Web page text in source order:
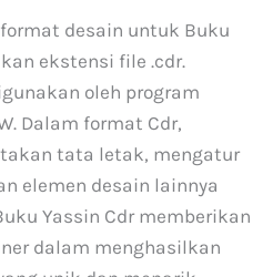
desain untuk Buku
ekstensi file .cdr.
oleh program
Dalam format Cdr,
tata letak, mengatur
elemen desain lainnya
Yassin Cdr memberikan
dalam menghasilkan